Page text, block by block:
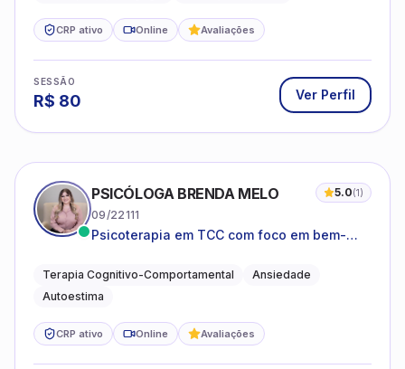
CRP ativo Online Avaliações
SESSÃO
R$ 80 Ver Perfil
PSICÓLOGA BRENDA MELO 5.0(1)
09/22111
Psicoterapia em TCC com foco em bem-
o cotidiano
Terapia Cognitivo-Comportamental
Ansiedade
Autoestima
CRP ativo Online Avaliações